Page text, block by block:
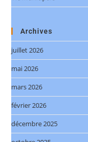
Archives
juillet 2026
mai 2026
mars 2026
février 2026
décembre 2025